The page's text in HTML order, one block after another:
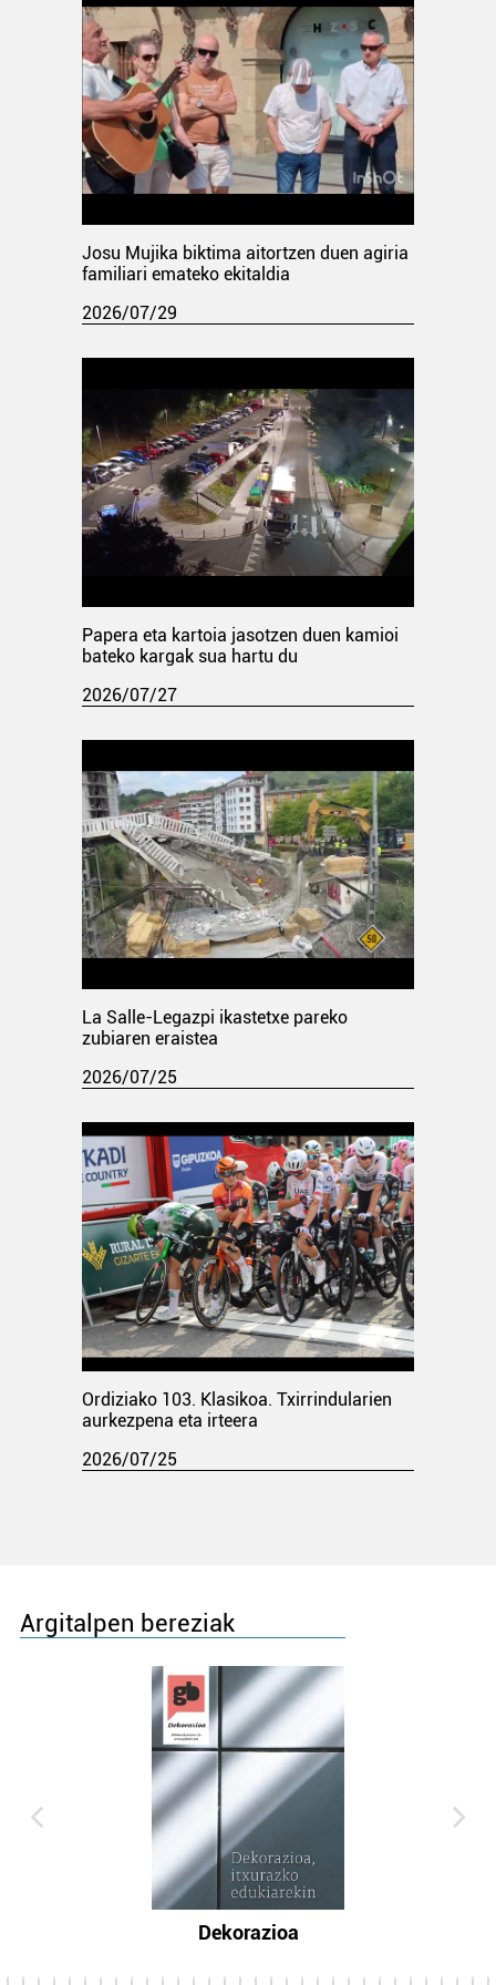
Josu Mujika biktima aitortzen duen agiria
familiari emateko ekitaldia
2026/07/29
Papera eta kartoia jasotzen duen kamioi
bateko kargak sua hartu du
2026/07/27
La Salle-Legazpi ikastetxe pareko
zubiaren eraistea
2026/07/25
Ordiziako 103. Klasikoa. Txirrindularien
aurkezpena eta irteera
2026/07/25
Argitalpen bereziak
Dekorazioa